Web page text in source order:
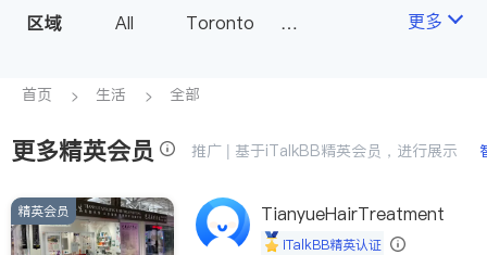
保险理财
银行贷款
建筑装修
区域 All
Toronto
Scarborough
North York
Thornhill
Brampton
Kitchener
Newmarket
更多
首页 生活 全部
更多精英会员 推广 | 基于iTalkBB精英会员，进行展示
精英会员 TianyueHairTreatment
iTalkBB精英认证